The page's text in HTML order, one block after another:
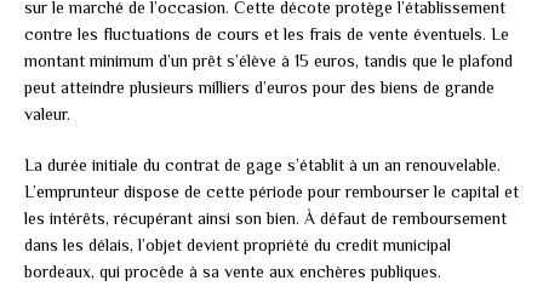
sur le marché de l’occasion. Cette décote protège l’établissement
contre les fluctuations de cours et les frais de vente éventuels. Le
montant minimum d’un prêt s’élève à 15 euros, tandis que le plafond
peut atteindre plusieurs milliers d’euros pour des biens de grande
valeur.
La durée initiale du contrat de gage s’établit à un an renouvelable.
L’emprunteur dispose de cette période pour rembourser le capital et
les intérêts, récupérant ainsi son bien. À défaut de remboursement
dans les délais, l’objet devient propriété du credit municipal
bordeaux, qui procède à sa vente aux enchères publiques.